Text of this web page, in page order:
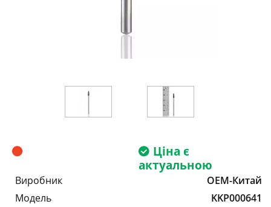
Ціна є
актуальною
Виробник
OEM-Китай
Модель
KKP000641